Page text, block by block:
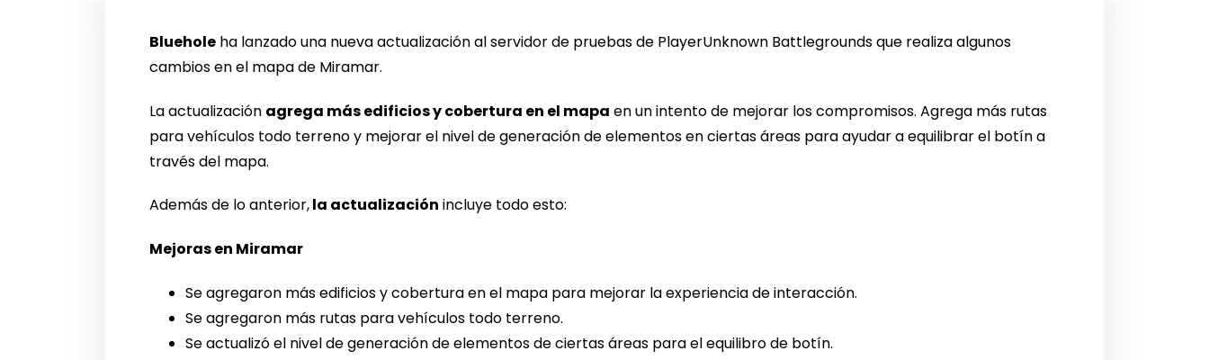
Bluehole ha lanzado una nueva actualización al servidor de pruebas de PlayerUnknown Battlegrounds que realiza algunos
cambios en el mapa de Miramar.
La actualización agrega más edificios y cobertura en el mapa en un intento de mejorar los compromisos. Agrega más rutas
para vehículos todo terreno y mejorar el nivel de generación de elementos en ciertas áreas para ayudar a equilibrar el botín a
través del mapa.
Además de lo anterior,la actualización incluye todo esto:
Mejoras en Miramar
Se agregaron más edificios y cobertura en el mapa para mejorar la experiencia de interacción.
Se agregaron más rutas para vehículos todo terreno.
Se actualizó el nivel de generación de elementos de ciertas áreas para el equilibro de botín.